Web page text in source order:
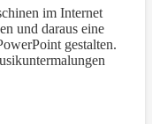
im Internet
und daraus eine
gestalten.